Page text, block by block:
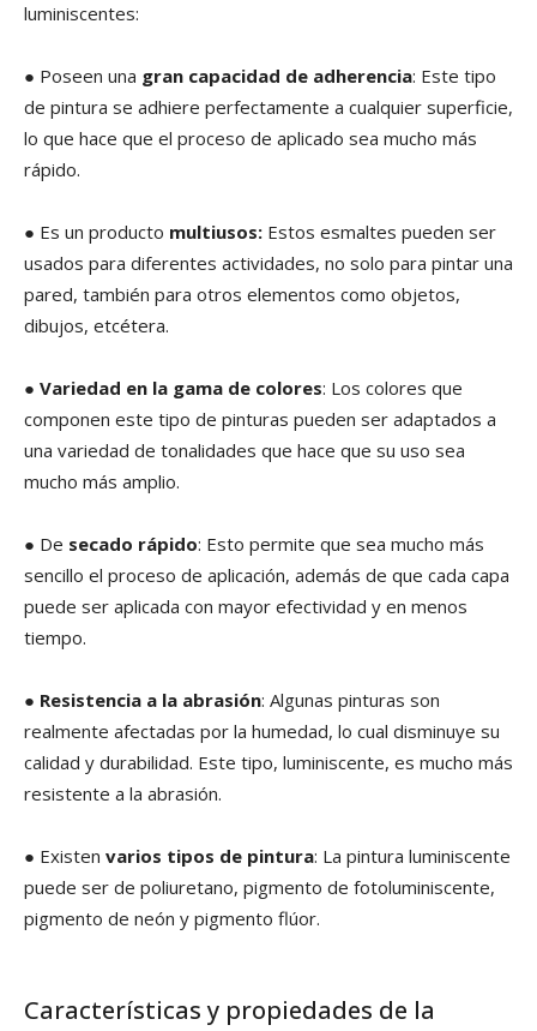
luminiscentes:
● Poseen una gran capacidad de adherencia: Este tipo
de pintura se adhiere perfectamente a cualquier superficie,
lo que hace que el proceso de aplicado sea mucho más
rápido.
● Es un producto multiusos: Estos esmaltes pueden ser
usados para diferentes actividades, no solo para pintar una
pared, también para otros elementos como objetos,
dibujos, etcétera.
● Variedad en la gama de colores: Los colores que
componen este tipo de pinturas pueden ser adaptados a
una variedad de tonalidades que hace que su uso sea
mucho más amplio.
● De secado rápido: Esto permite que sea mucho más
sencillo el proceso de aplicación, además de que cada capa
puede ser aplicada con mayor efectividad y en menos
tiempo.
● Resistencia a la abrasión: Algunas pinturas son
realmente afectadas por la humedad, lo cual disminuye su
calidad y durabilidad. Este tipo, luminiscente, es mucho más
resistente a la abrasión.
● Existen varios tipos de pintura: La pintura luminiscente
puede ser de poliuretano, pigmento de fotoluminiscente,
pigmento de neón y pigmento flúor.
Características y propiedades de la